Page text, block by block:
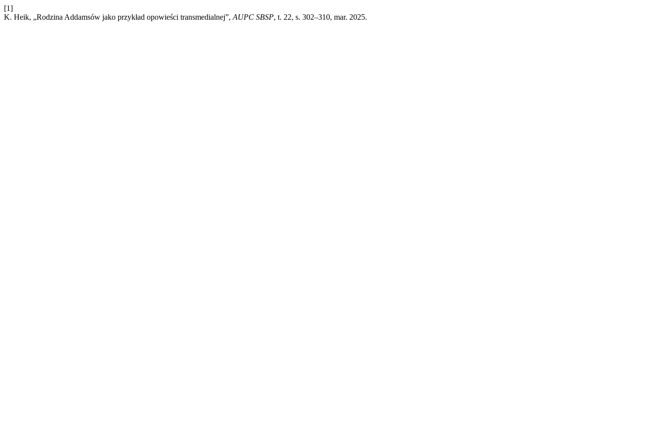
[1]
K. Heik, „Rodzina Addamsów jako przykład opowieści transmedialnej”, AUPC SBSP, t. 22, s. 302–310, mar. 2025.